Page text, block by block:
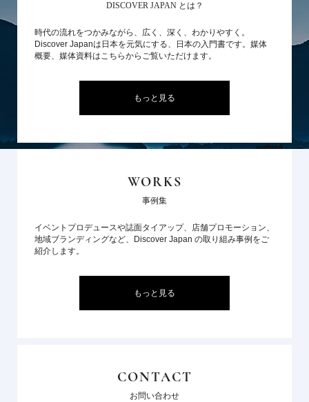
DISCOVER JAPAN とは？
時代の流れをつかみながら、広く、深く、わかりやすく。
Discover Japanは日本を元気にする、日本の入門書です。媒体
概要、媒体資料はこちらからご覧いただけます。
もっと見る
WORKS
事例集
イベントプロデュースや誌面タイアップ、店舗プロモーション、
地域ブランディングなど、Discover Japan の取り組み事例をご
紹介します。
もっと見る
CONTACT
お問い合わせ